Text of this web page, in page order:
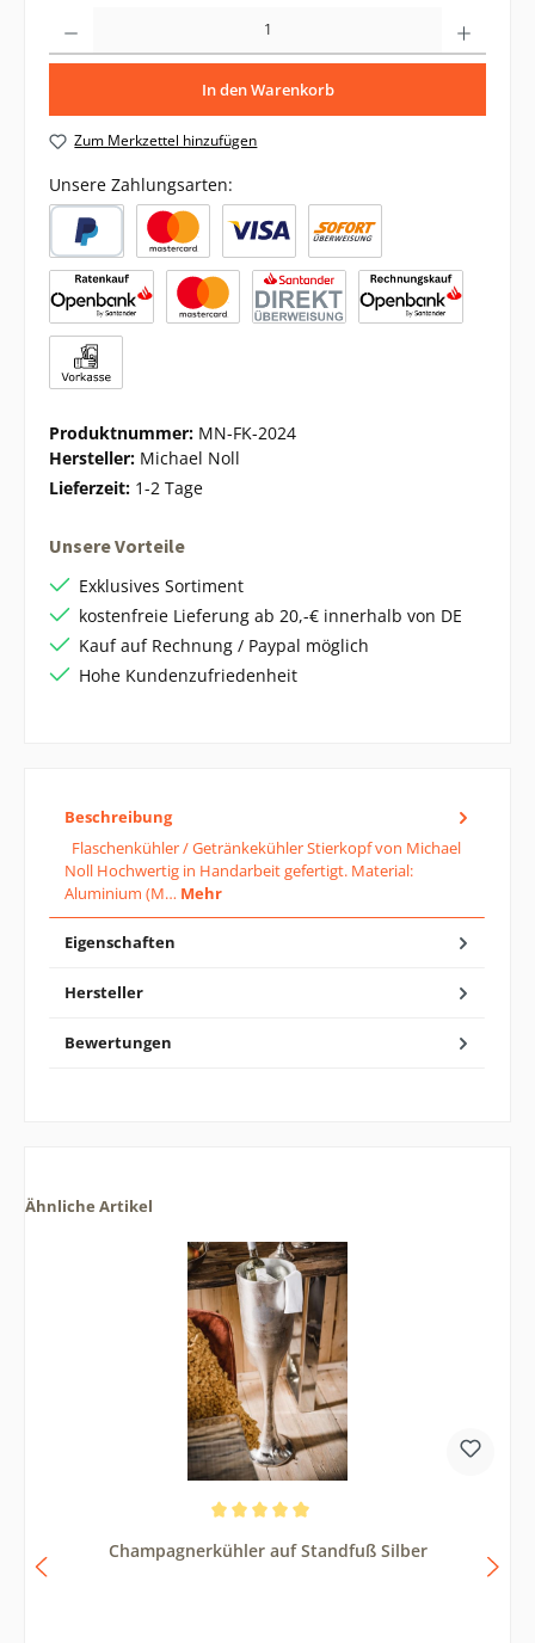
In den Warenkorb
Zum Merkzettel hinzufügen
Unsere Zahlungsarten:
Produktnummer: MN-FK-2024
Hersteller: Michael Noll
Lieferzeit: 1-2 Tage
Unsere Vorteile
Exklusives Sortiment
kostenfreie Lieferung ab 20,-€ innerhalb von DE
Kauf auf Rechnung / Paypal möglich
Hohe Kundenzufriedenheit
Beschreibung
Flaschenkühler / Getränkekühler Stierkopf von Michael
Noll Hochwertig in Handarbeit gefertigt. Material:
Aluminium (M… Mehr
Eigenschaften
Hersteller
Bewertungen
Ähnliche Artikel
Champagnerkühler auf Standfuß Silber